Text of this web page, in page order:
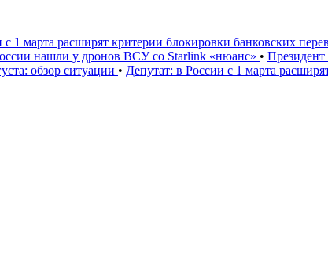
с 1 марта расширят критерии блокировки банковских
нашли у дронов ВСУ со Starlink «нюанс» •
обзор ситуации • Депутат: в России с 1 марта